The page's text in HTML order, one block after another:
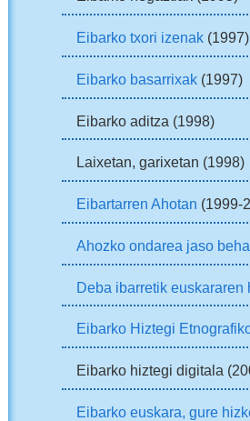
Eibarko txori izenak(1997)
Eibarko basarrixak(1997)
Eibarko aditza (1998)
Laixetan, garixetan (1998)
Eibartarren Ahotan (1999-
Ahozko ondarea jaso
Deba ibarretik euskararen
Eibarko Hiztegi
Eibarko hiztegi digitala
Eibarko euskara, gure